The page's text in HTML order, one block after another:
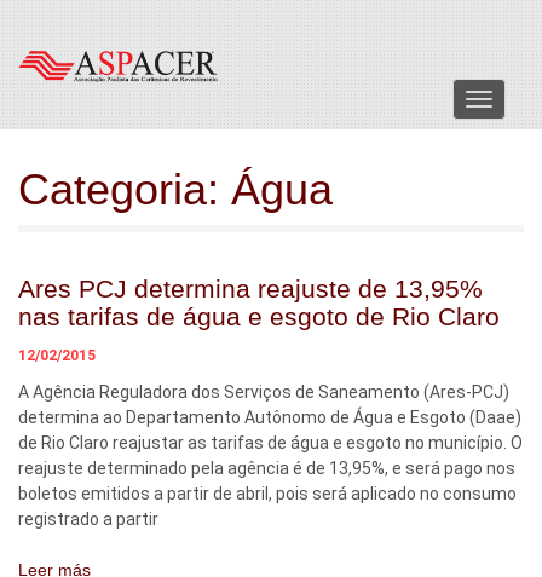
Menu
Categoria: Água
Ares PCJ determina reajuste de 13,95%
nas tarifas de água e esgoto de Rio Claro
12/02/2015
A Agência Reguladora dos Serviços de Saneamento (Ares-PCJ)
determina ao Departamento Autônomo de Água e Esgoto (Daae)
de Rio Claro reajustar as tarifas de água e esgoto no município. O
reajuste determinado pela agência é de 13,95%, e será pago nos
boletos emitidos a partir de abril, pois será aplicado no consumo
registrado a partir
Leer más